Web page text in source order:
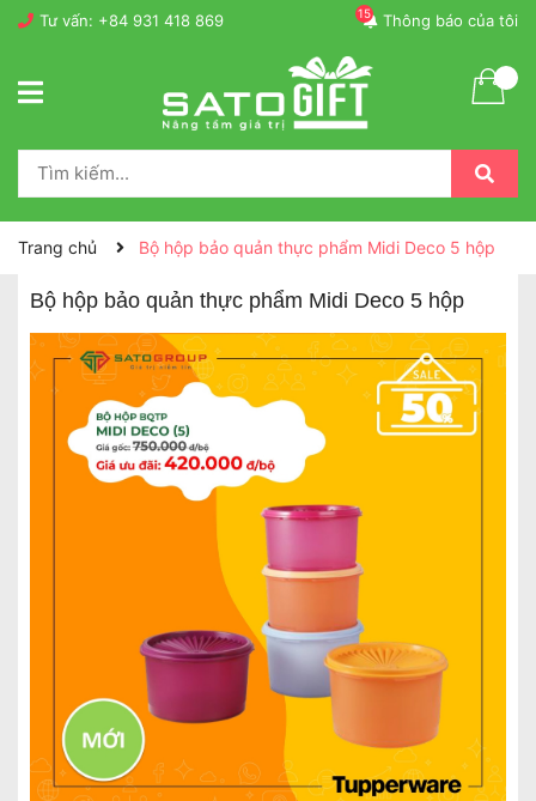
Tư vấn: +84 931 418 869 Thông báo của tôi
15
Trang chủ Bộ hộp bảo quản thực phẩm Midi Deco 5 hộp
Bộ hộp bảo quản thực phẩm Midi Deco 5 hộp